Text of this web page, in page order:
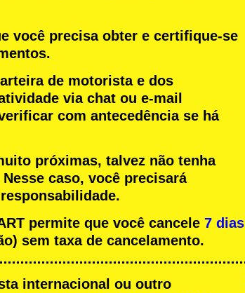
você precisa obter e certifique-se
de motorista e dos
via chat ou e-mail
com antecedência se há
próximas, talvez não tenha
caso, você precisará
permite que você cancele 7 dias
sem taxa de cancelamento.
internacional ou outro